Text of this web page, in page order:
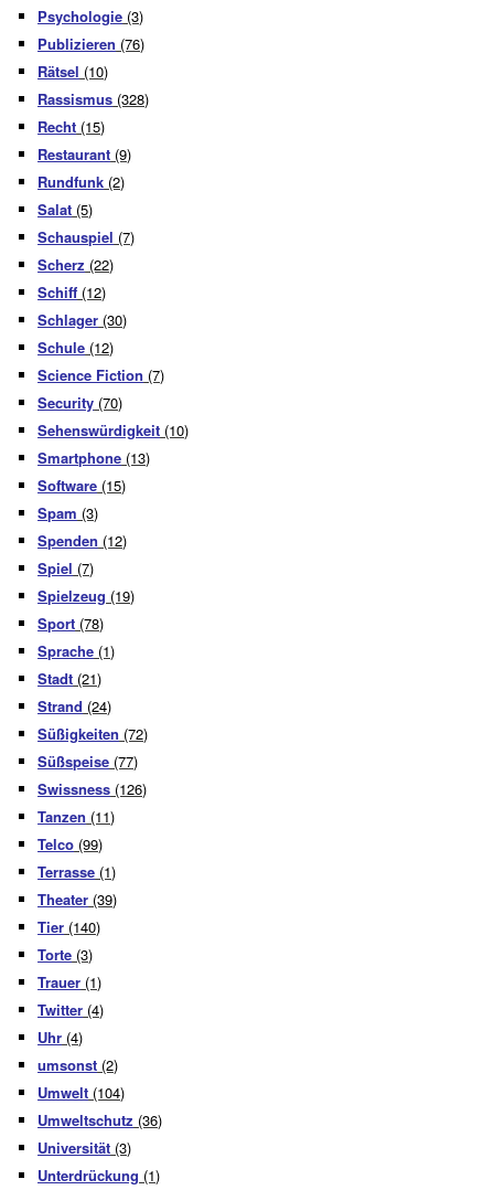
Psychologie (3)
Publizieren (76)
Rätsel (10)
Rassismus (328)
Recht (15)
Restaurant (9)
Rundfunk (2)
Salat (5)
Schauspiel (7)
Scherz (22)
Schiff (12)
Schlager (30)
Schule (12)
Science Fiction (7)
Security (70)
Sehenswürdigkeit (10)
Smartphone (13)
Software (15)
Spam (3)
Spenden (12)
Spiel (7)
Spielzeug (19)
Sport (78)
Sprache (1)
Stadt (21)
Strand (24)
Süßigkeiten (72)
Süßspeise (77)
Swissness (126)
Tanzen (11)
Telco (99)
Terrasse (1)
Theater (39)
Tier (140)
Torte (3)
Trauer (1)
Twitter (4)
Uhr (4)
umsonst (2)
Umwelt (104)
Umweltschutz (36)
Universität (3)
Unterdrückung (1)